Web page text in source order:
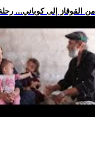
.. من القوقاز إلى كوباني...